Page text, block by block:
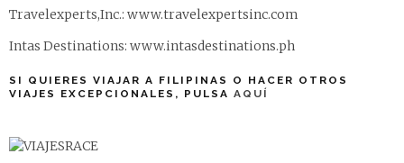
Travelexperts,Inc.: www.travelexpertsinc.com
Intas Destinations: www.intasdestinations.ph
SI QUIERES VIAJAR A FILIPINAS O HACER OTROS
VIAJES EXCEPCIONALES, PULSA AQUÍ